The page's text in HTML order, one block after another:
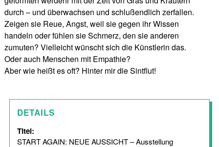
durch – und überwachsen und schlußendlich zerfallen.
Zeigen sie Reue, Angst, weil sie gegen ihr Wissen
handeln oder fühlen sie Schmerz, den sie anderen
zumuten? Vielleicht wünscht sich die Künstlerin das.
Oder auch Menschen mit Empathie?
Aber wie heißt es oft? Hinter mir die Sintflut!
DETAILS
Titel:
START AGAIN: NEUE AUSSICHT – Ausstellung